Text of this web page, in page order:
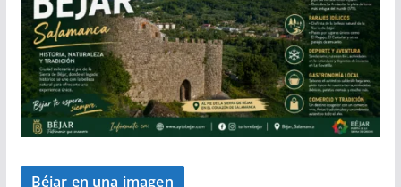
Béjar en una imagen